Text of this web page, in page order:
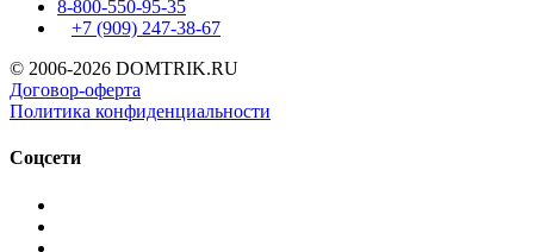
8-800-550-95-35
+7 (909) 247-38-67
© 2006-2026 DOMTRIK.RU
Договор-оферта
Политика конфиденциальности
Соцсети